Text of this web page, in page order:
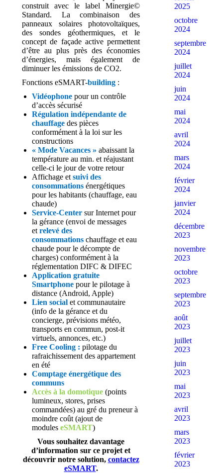
construit avec le label Minergie©
Standard. La combinaison des
panneaux solaires photovoltaïques,
des sondes géothermiques, et le
concept de façade active permettent
d’être au plus près des économies
d’énergies, mais également de
diminuer les émissions de CO2.
Fonctions eSMART-building :
Vidéophone pour un contrôle
d’accès sécurisé
Régulation indépendante de
chauffage des pièces
conformément à la loi sur les
constructions
« Mode Vacances » abaissant la
température au min. et réajustant
celle-ci le jour de votre retour
Affichage et suivi des
consommations énergétiques
pour les habitants (chauffage, eau
chaude)
Service-Center sur Internet pour
la gérance (envoi de messages
et relevé des
consommations chauffage et eau
chaude pour le décompte de
charges) conformément à la
réglementation DIFC & DIFEC
Application gratuite
Smartphone pour le pilotage à
distance (Android, Apple)
Lien social et communautaire
(info de la gérance et du
concierge, prévisions météo,
transports en commun, post-it
virtuels, annonces, etc.)
Free Cooling : pilotage du
rafraichissement des appartement
en été
Comptage énergétique des
communs
Accès à la domotique (points
lumineux, stores, prises
commandées) au gré du preneur à
moindre coût (ajout de
modules eSMART)
Vous souhaitez davantage
d’information sur ce projet et
découvrir notre solution, contactez
eSMART.
2025
octobre
2024
septembre
2024
juillet
2024
juin
2024
mai
2024
avril
2024
mars
2024
février
2024
janvier
2024
décembre
2023
novembre
2023
octobre
2023
septembre
2023
août
2023
juillet
2023
juin
2023
mai
2023
avril
2023
mars
2023
février
2023